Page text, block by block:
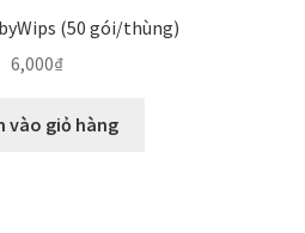
(50 gói/thùng)
6,000₫
vào giỏ hàng